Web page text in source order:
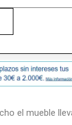
el mueble